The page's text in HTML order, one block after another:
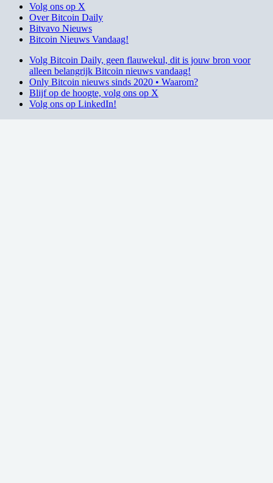
Volg ons op X
Over Bitcoin Daily
Bitvavo Nieuws
Bitcoin Nieuws Vandaag!
Volg Bitcoin Daily, geen flauwekul, dit is jouw bron voor
alleen belangrijk Bitcoin nieuws vandaag!
Only Bitcoin nieuws sinds 2020 • Waarom?
Blijf op de hoogte, volg ons op X
Volg ons op LinkedIn!